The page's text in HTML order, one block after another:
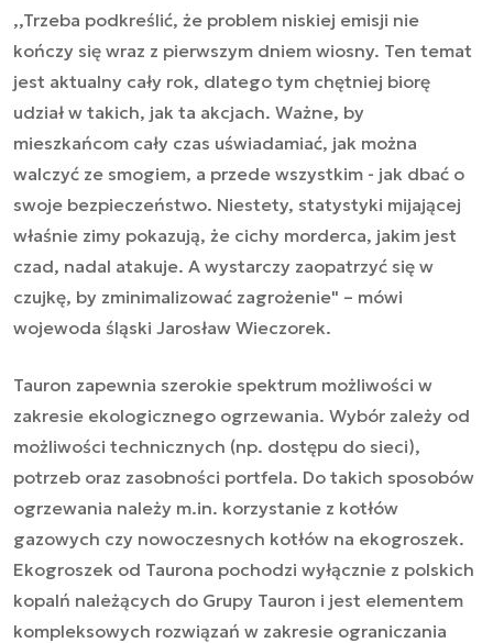
,,Trzeba podkreślić, że problem niskiej emisji nie
kończy się wraz z pierwszym dniem wiosny. Ten temat
jest aktualny cały rok, dlatego tym chętniej biorę
udział w takich, jak ta akcjach. Ważne, by
mieszkańcom cały czas uświadamiać, jak można
walczyć ze smogiem, a przede wszystkim - jak dbać o
swoje bezpieczeństwo. Niestety, statystyki mijającej
właśnie zimy pokazują, że cichy morderca, jakim jest
czad, nadal atakuje. A wystarczy zaopatrzyć się w
czujkę, by zminimalizować zagrożenie" – mówi
wojewoda śląski Jarosław Wieczorek.
Tauron zapewnia szerokie spektrum możliwości w
zakresie ekologicznego ogrzewania. Wybór zależy od
możliwości technicznych (np. dostępu do sieci),
potrzeb oraz zasobności portfela. Do takich sposobów
ogrzewania należy m.in. korzystanie z kotłów
gazowych czy nowoczesnych kotłów na ekogroszek.
Ekogroszek od Taurona pochodzi wyłącznie z polskich
kopalń należących do Grupy Tauron i jest elementem
kompleksowych rozwiązań w zakresie ograniczania